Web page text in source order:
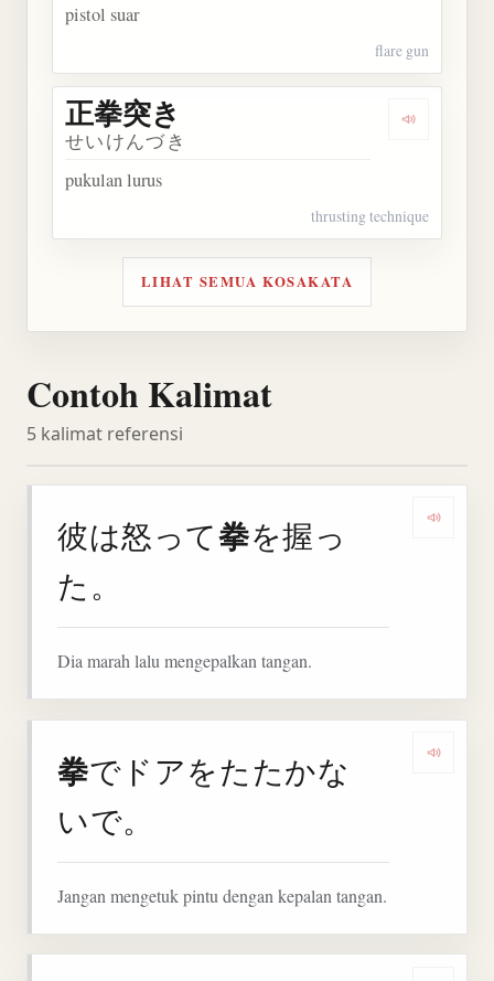
pistol suar
flare gun
Dengarkan
正拳突き
せいけんづき
pukulan lurus
thrusting technique
LIHAT SEMUA KOSAKATA
Contoh Kalimat
5 kalimat referensi
彼は怒って拳を握っ
た。
Dia marah lalu mengepalkan tangan.
拳でドアをたたかな
いで。
Jangan mengetuk pintu dengan kepalan tangan.